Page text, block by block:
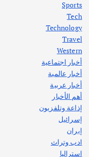
أهم الأخبار
اختتام ورشة
أغسطس 3, 2026
Sports
Tech
Technology
Travel
Western
أخبار اجتماعية
أخبار عالمية
أخبار عربية
أهم الأخبار
إذاعة وتلفزيون
إسرائيل
إيران
ادب وتراث
استراليا